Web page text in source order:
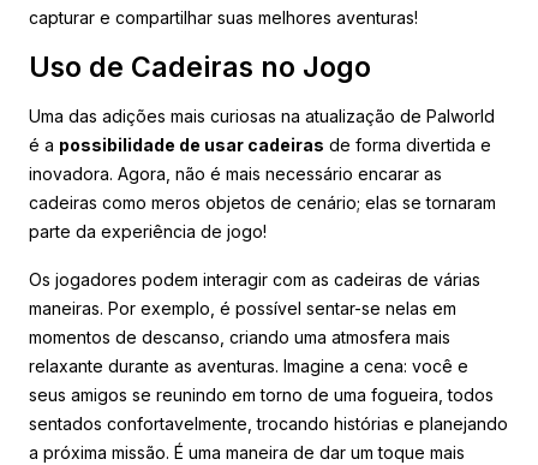
capturar e compartilhar suas melhores aventuras!
Uso de Cadeiras no Jogo
Uma das adições mais curiosas na atualização de Palworld
é a possibilidade de usar cadeiras de forma divertida e
inovadora. Agora, não é mais necessário encarar as
cadeiras como meros objetos de cenário; elas se tornaram
parte da experiência de jogo!
Os jogadores podem interagir com as cadeiras de várias
maneiras. Por exemplo, é possível sentar-se nelas em
momentos de descanso, criando uma atmosfera mais
relaxante durante as aventuras. Imagine a cena: você e
seus amigos se reunindo em torno de uma fogueira, todos
sentados confortavelmente, trocando histórias e planejando
a próxima missão. É uma maneira de dar um toque mais